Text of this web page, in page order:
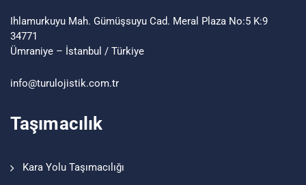
Ihlamurkuyu Mah. Gümüşsuyu Cad. Meral Plaza No:5 K:9
34771
Ümraniye – İstanbul / Türkiye
info@turu lojistik.com.tr
Taşımacılık
Kara Yolu Taşımacılığı